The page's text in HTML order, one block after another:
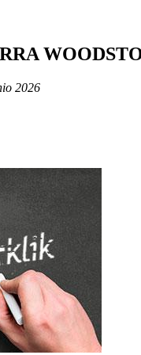
2026